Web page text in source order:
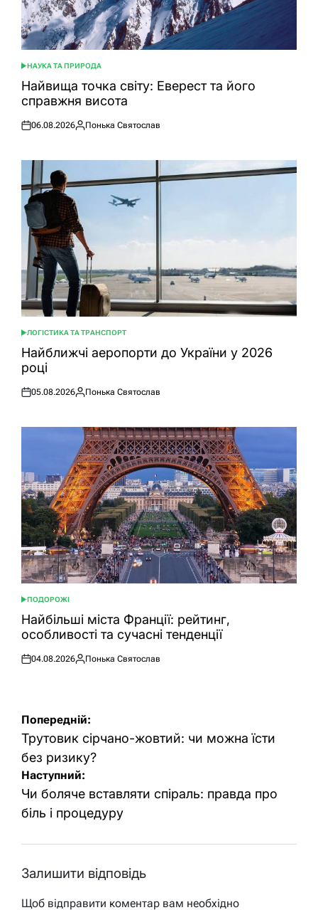
ОПУБЛІКУВАТИ
У
НАУКА ТА ПРИРОДА
Найвища точка світу: Еверест та його
справжня висота
Оприлюднено
06.08.2026
Опубліковано
Понька Святослав
ОПУБЛІКУВАТИ
У
ЛОГІСТИКА ТА ТРАНСПОРТ
Найближчі аеропорти до України у 2026
році
Оприлюднено
05.08.2026
Опубліковано
Понька Святослав
ОПУБЛІКУВАТИ
У
ПОДОРОЖІ
Найбільші міста Франції: рейтинг,
особливості та сучасні тенденції
Оприлюднено
04.08.2026
Опубліковано
Понька Святослав
Навігація
записів
Попередній:
Трутовик сірчано-жовтий: чи можна їсти
без ризику?
Наступний:
Чи боляче вставляти спіраль: правда про
біль і процедуру
Залишити відповідь
Щоб відправити коментар вам необхідно